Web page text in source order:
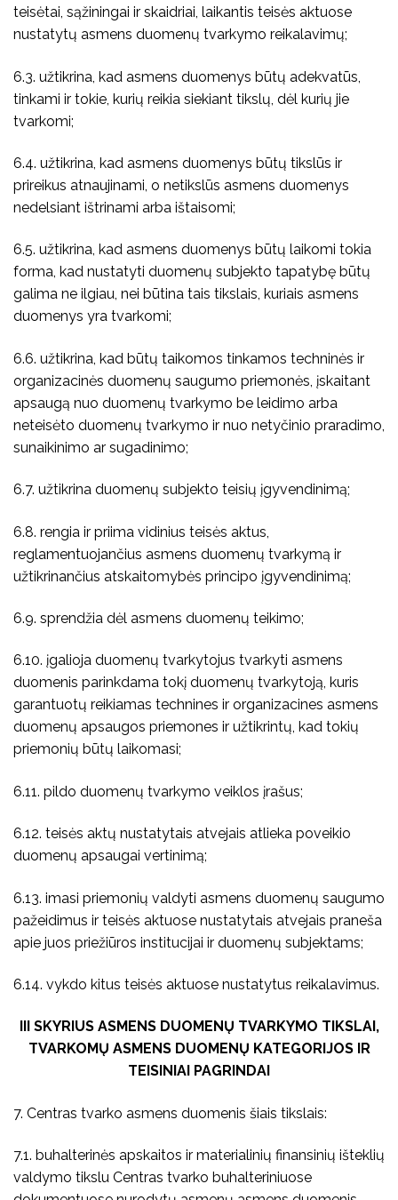
teisėtai, sąžiningai ir skaidriai, laikantis teisės aktuose
nustatytų asmens duomenų tvarkymo reikalavimų;
6.3. užtikrina, kad asmens duomenys būtų adekvatūs,
tinkami ir tokie, kurių reikia siekiant tikslų, dėl kurių jie
tvarkomi;
6.4. užtikrina, kad asmens duomenys būtų tikslūs ir
prireikus atnaujinami, o netikslūs asmens duomenys
nedelsiant ištrinami arba ištaisomi;
6.5. užtikrina, kad asmens duomenys būtų laikomi tokia
forma, kad nustatyti duomenų subjekto tapatybę būtų
galima ne ilgiau, nei būtina tais tikslais, kuriais asmens
duomenys yra tvarkomi;
6.6. užtikrina, kad būtų taikomos tinkamos techninės ir
organizacinės duomenų saugumo priemonės, įskaitant
apsaugą nuo duomenų tvarkymo be leidimo arba
neteisėto duomenų tvarkymo ir nuo netyčinio praradimo,
sunaikinimo ar sugadinimo;
6.7. užtikrina duomenų subjekto teisių įgyvendinimą;
6.8. rengia ir priima vidinius teisės aktus,
reglamentuojančius asmens duomenų tvarkymą ir
užtikrinančius atskaitomybės principo įgyvendinimą;
6.9. sprendžia dėl asmens duomenų teikimo;
6.10. įgalioja duomenų tvarkytojus tvarkyti asmens
duomenis parinkdama tokį duomenų tvarkytoją, kuris
garantuotų reikiamas technines ir organizacines asmens
duomenų apsaugos priemones ir užtikrintų, kad tokių
priemonių būtų laikomasi;
6.11. pildo duomenų tvarkymo veiklos įrašus;
6.12. teisės aktų nustatytais atvejais atlieka poveikio
duomenų apsaugai vertinimą;
6.13. imasi priemonių valdyti asmens duomenų saugumo
pažeidimus ir teisės aktuose nustatytais atvejais praneša
apie juos priežiūros institucijai ir duomenų subjektams;
6.14. vykdo kitus teisės aktuose nustatytus reikalavimus.
III SKYRIUS ASMENS DUOMENŲ TVARKYMO TIKSLAI,
TVARKOMŲ ASMENS DUOMENŲ KATEGORIJOS IR
TEISINIAI PAGRINDAI
7. Centras tvarko asmens duomenis šiais tikslais:
7.1. buhalterinės apskaitos ir materialinių finansinių išteklių
valdymo tikslu Centras tvarko buhalteriniuose